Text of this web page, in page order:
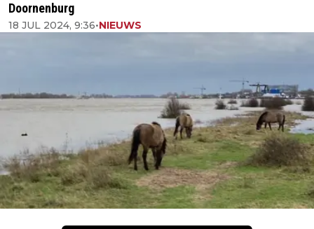
Doornenburg
18 JUL 2024, 9:36•NIEUWS